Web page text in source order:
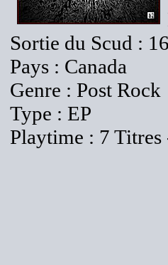
Sortie du Scud :
Pays : Canada
Genre : Post Rock
Type : EP
Playtime : 7